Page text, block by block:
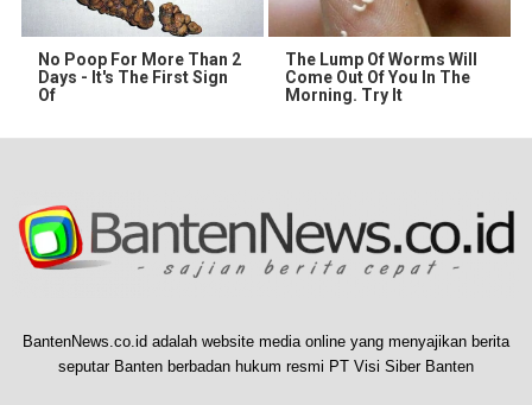
No Poop For More Than 2
Days - It's The First Sign
Of
The Lump Of Worms Will
Come Out Of You In The
Morning. Try It
BantenNews.co.id adalah website media online yang menyajikan berita
seputar Banten berbadan hukum resmi PT Visi Siber Banten